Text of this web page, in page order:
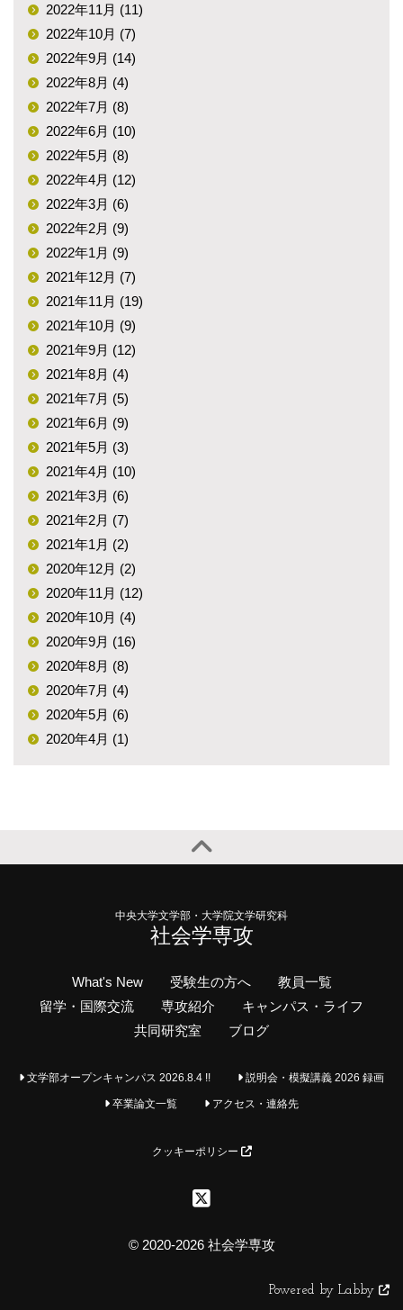
2022年11月 (11)
2022年10月 (7)
2022年9月 (14)
2022年8月 (4)
2022年7月 (8)
2022年6月 (10)
2022年5月 (8)
2022年4月 (12)
2022年3月 (6)
2022年2月 (9)
2022年1月 (9)
2021年12月 (7)
2021年11月 (19)
2021年10月 (9)
2021年9月 (12)
2021年8月 (4)
2021年7月 (5)
2021年6月 (9)
2021年5月 (3)
2021年4月 (10)
2021年3月 (6)
2021年2月 (7)
2021年1月 (2)
2020年12月 (2)
2020年11月 (12)
2020年10月 (4)
2020年9月 (16)
2020年8月 (8)
2020年7月 (4)
2020年5月 (6)
2020年4月 (1)
中央大学文学部・大学院文学研究科
社会学専攻
What's New 受験生の方へ
教員一覧
留学・国際交流
専攻紹介
キャンパス・ライフ
共同研究室
ブログ
文学部オープンキャンパス 2026.8.4 !! 説明会・模擬講義 2026 録画
卒業論文一覧 アクセス・連絡先
クッキーポリシー
© 2020-2026 社会学専攻
Powered by Labby